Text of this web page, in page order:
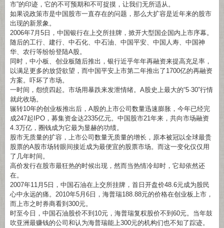
市”的印迹，它的不可预期和不可捉摸，让我们无所适从。
如果说政策市是中国股市一直存在的问题，那么大扩容是近年来的股市
出现的新景象。
2006年7月5日，中国银行在上交所挂牌，掀开大型国企国内上市序幕。
随后的工行、建行、中石化、中石油、中国平安、中国人寿、中国神
华、农行等纷纷登陆A股。
同时，中小板、创业板随后推出，银行近乎年年再融资来提高充足率，
以满足更多的放贷欲望，而中国平安上市第二年推出了1700亿的再融资
方案。吓坏了市场。
一时间，怨愤四起。市场用暴跌来发泄情绪。A股史上最大的“5·30”行情
就此收场。
辗转10年的创业板推出后，A股的上市公司数量迅速膨胀，今年已经完
成247起IPO，募集资金达2335亿元。中国股市21年来，共向市场融资
4.3万亿，圈钱成为它最为显赫的功绩。
股市无质量的扩容，上市公司数量无质量的增长，原本被冠以全球最贵
股票的A股市场转眼间接近成为最便宜的股票市场。而这一变化仅仅用
了几年时间。
高价发行在股市最狂热的时候出现，然而当热情冷却时，它却依然还
在。
2007年11月5日，中国石油在上交所挂牌，首日开盘价48.6元成为股民
心中永远的痛。2010年5月6日，海普瑞188.88元的价格在创业板上市，
而上市之时券商看到300元。
时至今日，中国石油股价不到10元，海普瑞复权股价不到60元。当年鼓
吹亚洲最赚钱的公司和认为海普瑞能上300元的机构们也不知了踪迹。